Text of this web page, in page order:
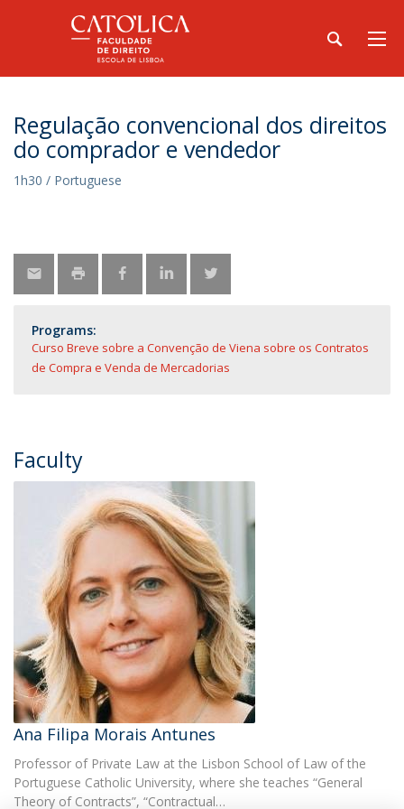
Regulação convencional dos direitos
do comprador e vendedor
1h30 / Portuguese
Programs:
Curso Breve sobre a Convenção de Viena sobre os Contratos
de Compra e Venda de Mercadorias
Faculty
Ana Filipa Morais Antunes
Professor of Private Law at the Lisbon School of Law of the
Portuguese Catholic University, where she teaches “General
Theory of Contracts”, “Contractual…